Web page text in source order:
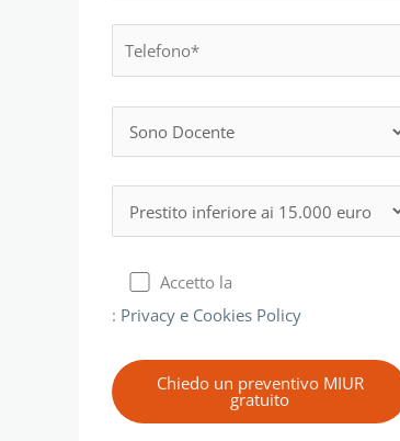
Accetto la
: Privacy e Cookies Policy
Chiedo un preventivo MIUR
gratuito